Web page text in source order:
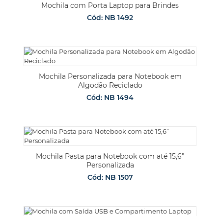
Mochila com Porta Laptop para Brindes
Cód: NB 1492
Mochila Personalizada para Notebook em
Algodão Reciclado
Cód: NB 1494
Mochila Pasta para Notebook com até 15,6”
Personalizada
Cód: NB 1507